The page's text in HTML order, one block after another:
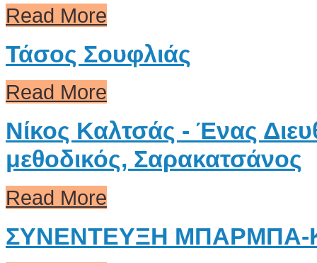
Read More
Τάσος Σουφλιάς
Read More
Νίκος Καλτσάς - Ένας
μεθοδικός, Σαρακατσάνος
Read More
ΣΥΝΕΝΤΕΥΞΗ ΜΠΑΡΜΠΑ-